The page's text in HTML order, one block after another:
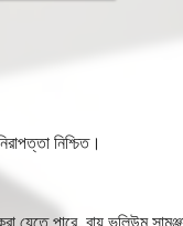
নিশ্চিত।